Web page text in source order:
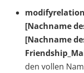
[Nachname
[Nachname
den vollen